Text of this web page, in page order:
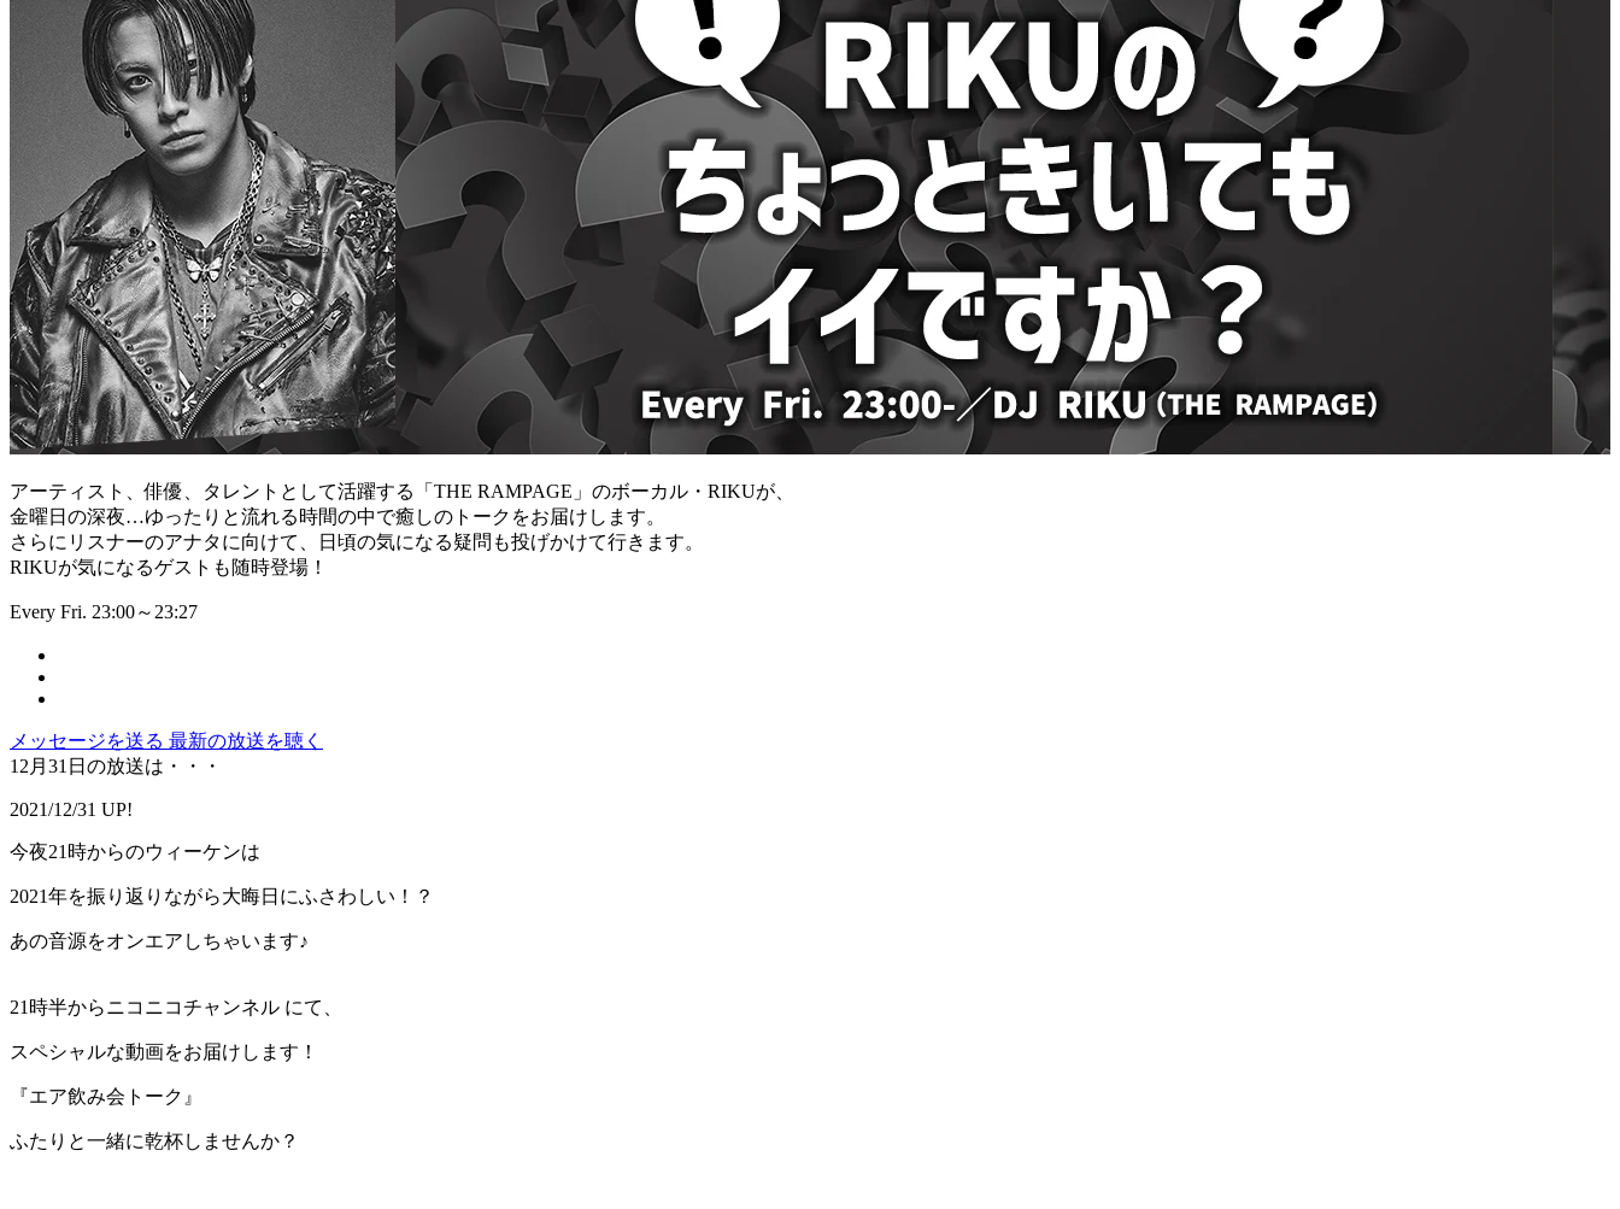
アーティスト、俳優、タレントとして活躍する「THE RAMPAGE」のボーカル・RIKUが、
金曜日の深夜…ゆったりと流れる時間の中で癒しのトークをお届けします。
さらにリスナーのアナタに向けて、日頃の気になる疑問も投げかけて行きます。
RIKUが気になるゲストも随時登場！
Every Fri. 23:00～23:27
メッセージを送る 最新の放送を聴く
12月31日の放送は・・・
2021/12/31 UP!
今夜21時からのウィーケンは
2021年を振り返りながら大晦日にふさわしい！？
あの音源をオンエアしちゃいます♪
21時半からニコニコチャンネル にて、
スペシャルな動画をお届けします！
『エア飲み会トーク』
ふたりと一緒に乾杯しませんか？